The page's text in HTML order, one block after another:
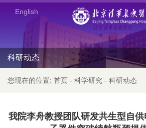
English
科研动态
您现在的位置: 首页 - 科学研究 - 科研动态
我院李舟教授团队研发共生型自